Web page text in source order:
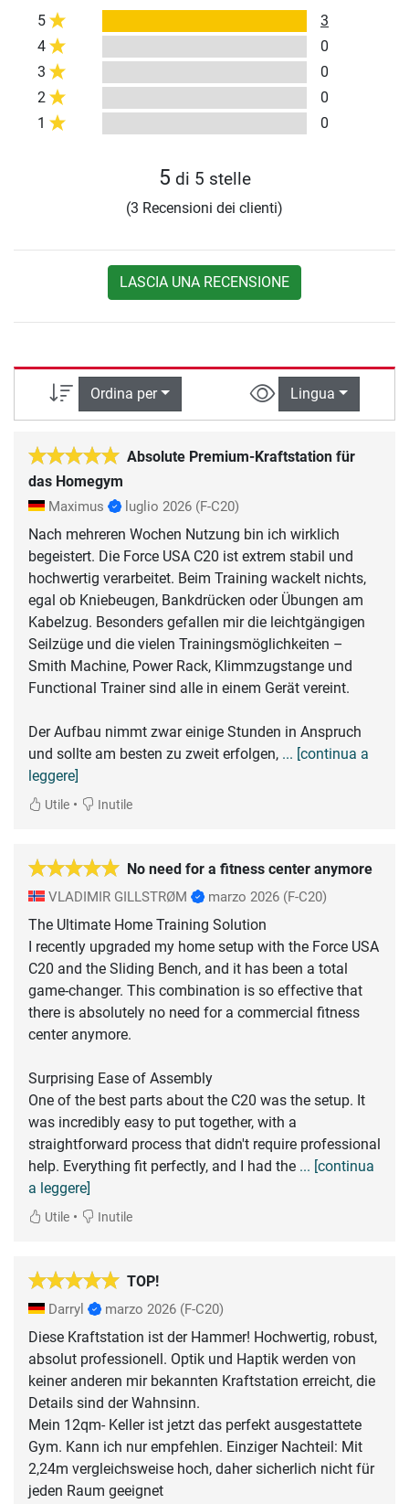
5
3
4
0
3
0
2
0
1
0
5 di 5 stelle
(3 Recensioni dei clienti)
LASCIA UNA RECENSIONE
Ordina per Lingua
Absolute Premium-Kraftstation für
das Homegym
Maximus luglio 2026 (F-C20)
Nach mehreren Wochen Nutzung bin ich wirklich
begeistert. Die Force USA C20 ist extrem stabil und
hochwertig verarbeitet. Beim Training wackelt nichts,
egal ob Kniebeugen, Bankdrücken oder Übungen am
Kabelzug. Besonders gefallen mir die leichtgängigen
Seilzüge und die vielen Trainingsmöglichkeiten –
Smith Machine, Power Rack, Klimmzugstange und
Functional Trainer sind alle in einem Gerät vereint.
Der Aufbau nimmt zwar einige Stunden in Anspruch
und sollte am besten zu zweit erfolgen, ... [continua a
leggere]
Utile • Inutile
No need for a fitness center anymore
VLADIMIR GILLSTRØM marzo 2026 (F-C20)
The Ultimate Home Training Solution
I recently upgraded my home setup with the Force USA
C20 and the Sliding Bench, and it has been a total
game-changer. This combination is so effective that
there is absolutely no need for a commercial fitness
center anymore.
Surprising Ease of Assembly
One of the best parts about the C20 was the setup. It
was incredibly easy to put together, with a
straightforward process that didn't require professional
help. Everything fit perfectly, and I had the ... [continua
a leggere]
Utile • Inutile
TOP!
Darryl marzo 2026 (F-C20)
Diese Kraftstation ist der Hammer! Hochwertig, robust,
absolut professionell. Optik und Haptik werden von
keiner anderen mir bekannten Kraftstation erreicht, die
Details sind der Wahnsinn.
Mein 12qm- Keller ist jetzt das perfekt ausgestattete
Gym. Kann ich nur empfehlen. Einziger Nachteil: Mit
2,24m vergleichsweise hoch, daher sicherlich nicht für
jeden Raum geeignet